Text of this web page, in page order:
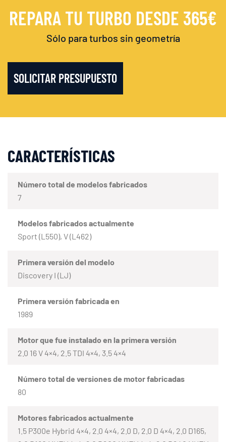
REPARA TU TURBO DESDE 365€
Sólo para turbos sin geometría
SOLICITAR PRESUPUESTO
CARACTERÍSTICAS
Número total de modelos fabricados
7
Modelos fabricados actualmente
Sport (L550), V (L462)
Primera versión del modelo
Discovery I (LJ)
Primera versión fabricada en
1989
Motor que fue instalado en la primera versión
2.0 16 V 4×4, 2.5 TDI 4×4, 3.5 4×4
Número total de versiones de motor fabricadas
80
Motores fabricados actualmente
1.5 P300e Hybrid 4×4, 2.0 4×4, 2.0 D, 2.0 D 4×4, 2.0 D165,